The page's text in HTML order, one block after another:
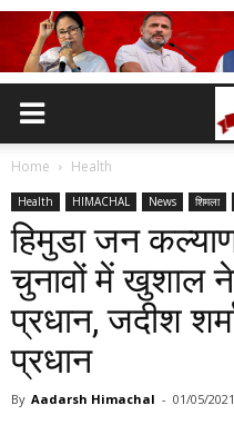
Home Health
Health HIMACHAL News शिमला
हिमुडा जन
चुनावों में खुशाल
प्रधान, जदीश
प्रधान
By Aadarsh Himachal - 01/05/2021